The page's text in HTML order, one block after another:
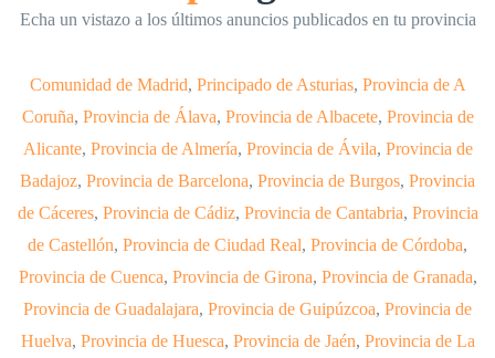
Echa un vistazo a los últimos anuncios publicados en tu provincia
Comunidad de Madrid, Principado de Asturias, Provincia de A
Coruña, Provincia de Álava, Provincia de Albacete, Provincia de
Alicante, Provincia de Almería, Provincia de Ávila, Provincia de
Badajoz, Provincia de Barcelona, Provincia de Burgos, Provincia
de Cáceres, Provincia de Cádiz, Provincia de Cantabria, Provincia
de Castellón, Provincia de Ciudad Real, Provincia de Córdoba,
Provincia de Cuenca, Provincia de Girona, Provincia de Granada,
Provincia de Guadalajara, Provincia de Guipúzcoa, Provincia de
Huelva, Provincia de Huesca, Provincia de Jaén, Provincia de La